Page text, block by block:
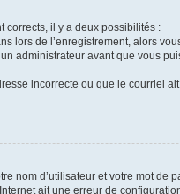
corrects, il y a deux possibilités :
lors de l’enregistrement, alors
administrateur avant que vous
incorrecte ou que le courriel
nom d’utilisateur et votre mot
ait une erreur de